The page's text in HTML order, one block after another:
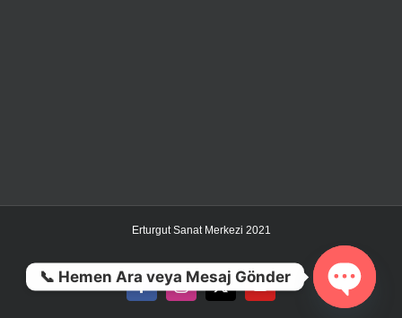
Erturgut Sanat Merkezi 2021
FacebookInstagram
X YouTube
📞 Hemen Ara veya Mesaj Gönder